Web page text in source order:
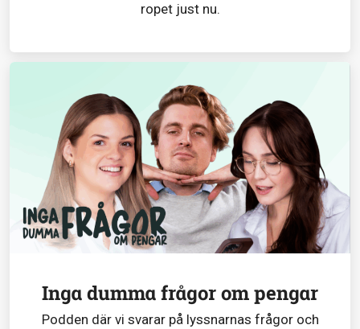
ropet just nu.
Inga dumma frågor om pengar
Podden där vi svarar på lyssnarnas frågor och